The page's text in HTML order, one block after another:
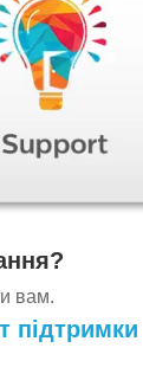
вам.
підтримки